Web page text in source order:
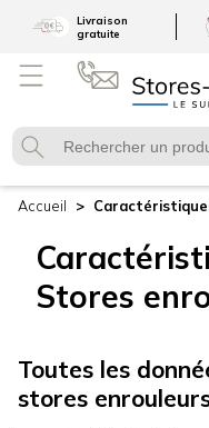
Livraison
gratuite
Accueil
Stores
Toutes les
stores